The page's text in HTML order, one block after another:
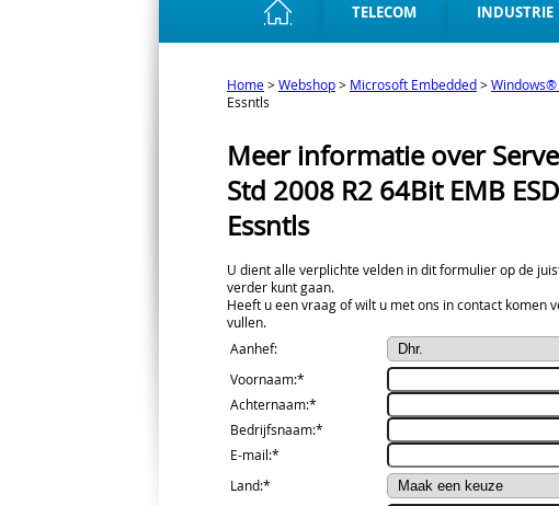
TELECOM INDUSTRIE
Home>Webshop> Microsoft Embedded>
Essntls
Meer informatie over
Std 2008 R2 64Bit EMB
Essntls
U dient alle verplichte velden in dit formulier op de
verder kunt gaan.
Heeft u een vraag of wilt u met ons in contact komen
vullen.
Aanhef:
Voornaam:*
Achternaam:*
Bedrijfsnaam:*
E-mail:*
Land:*